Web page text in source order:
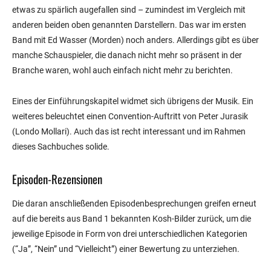
etwas zu spärlich augefallen sind – zumindest im Vergleich mit
anderen beiden oben genannten Darstellern. Das war im ersten
Band mit Ed Wasser (Morden) noch anders. Allerdings gibt es über
manche Schauspieler, die danach nicht mehr so präsent in der
Branche waren, wohl auch einfach nicht mehr zu berichten.
Eines der Einführungskapitel widmet sich übrigens der Musik. Ein
weiteres beleuchtet einen Convention-Auftritt von Peter Jurasik
(Londo Mollari). Auch das ist recht interessant und im Rahmen
dieses Sachbuches solide.
Episoden-Rezensionen
Die daran anschließenden Episodenbesprechungen greifen erneut
auf die bereits aus Band 1 bekannten Kosh-Bilder zurück, um die
jeweilige Episode in Form von drei unterschiedlichen Kategorien
(“Ja”, “Nein” und “Vielleicht”) einer Bewertung zu unterziehen.